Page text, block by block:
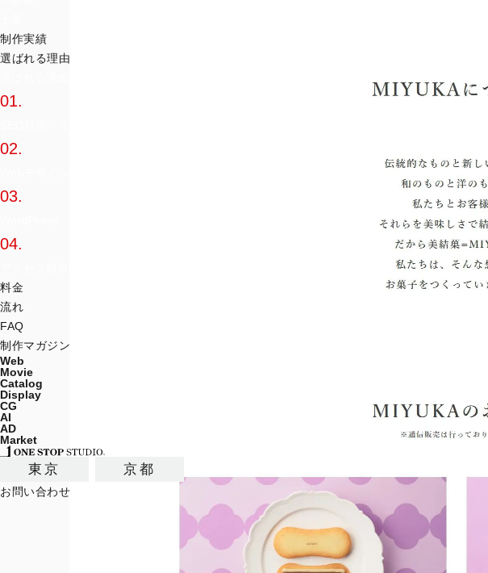
制作実績
選ばれる理由
01.
02.
03.
04.
料金
流れ
FAQ
制作マガジン
Web
Movie
Catalog
Display
CG
AI
AD
Market
東京 京都
お問い合わせ